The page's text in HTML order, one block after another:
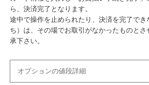
ら、決済完了となります。
途中で操作を止められたり、決済を完了でき
ち）は、その場でお取引がなかったものとさ
承下さい。
オプションの値段詳細